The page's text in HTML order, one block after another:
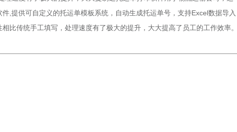
,提供可自定义的托运单模板系统，自动生成托运单号，支持Excel数据导入
比传统手工填写，处理速度有了极大的提升，大大提高了员工的工作效率。